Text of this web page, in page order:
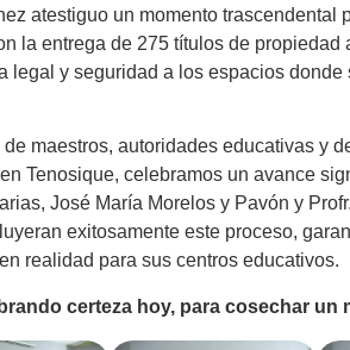
atestiguo un momento trascendental
la entrega de 275 títulos de propiedad
legal y seguridad a los espacios donde
maestros, autoridades educativas y
Tenosique, celebramos un avance
José María Morelos y Pavón y
exitosamente este proceso,
realidad para sus centros educativos.
certeza hoy, para cosechar un